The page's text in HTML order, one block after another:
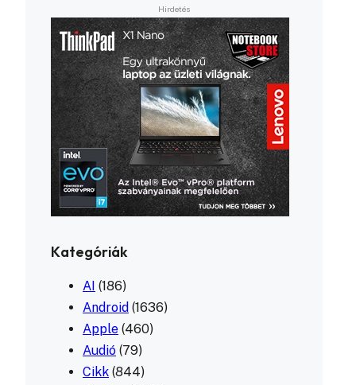
Kategóriák
AI (186)
Android (1636)
Apple (460)
Audió (79)
Cikk (844)